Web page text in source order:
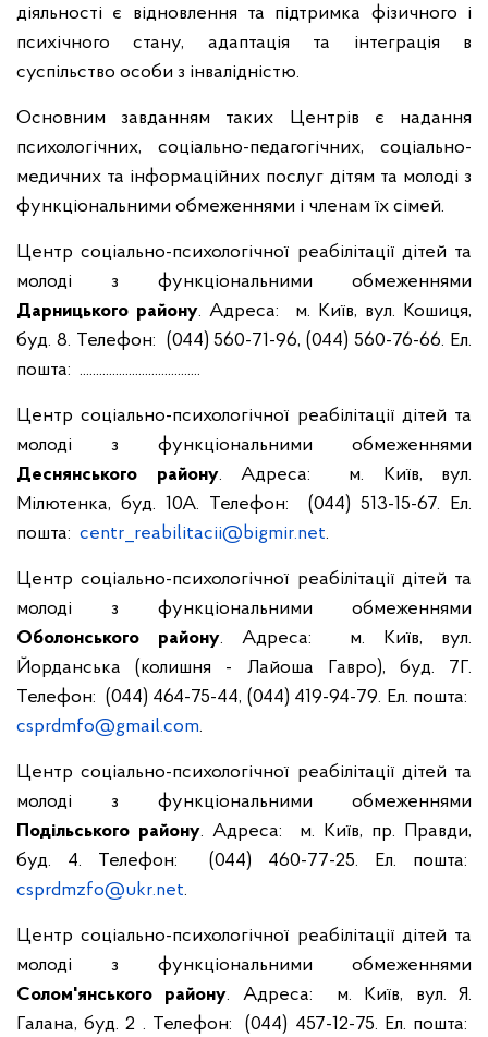
діяльності є відновлення та підтримка фізичного і
психічного стану, адаптація та інтеграція в
суспільство особи з інвалідністю.
Основним завданням таких Центрів є надання
психологічних, соціально-педагогічних, соціально-
медичних та інформаційних послуг дітям та молоді з
функціональними обмеженнями і членам їх сімей.
Центр соціально-психологічної реабілітації дітей та
молоді з функціональними обмеженнями
Дарницького району. Адреса: м. Київ, вул. Кошиця,
буд. 8. Телефон: (044) 560-71-96, (044) 560-76-66. Ел.
пошта: .....................................
Центр соціально-психологічної реабілітації дітей та
молоді з функціональними обмеженнями
Деснянського району. Адреса: м. Київ, вул.
Мілютенка, буд. 10А. Телефон: (044) 513-15-67. Ел.
пошта: centr_reabilitacii@bigmir.net.
Центр соціально-психологічної реабілітації дітей та
молоді з функціональними обмеженнями
Оболонського району. Адреса: м. Київ, вул.
Йорданська (колишня - Лайоша Гавро), буд. 7Г.
Телефон: (044) 464-75-44, (044) 419-94-79. Ел. пошта:
csprdmfo@gmail.com.
Центр соціально-психологічної реабілітації дітей та
молоді з функціональними обмеженнями
Подільського району. Адреса: м. Київ, пр. Правди,
буд. 4. Телефон: (044) 460-77-25. Ел. пошта:
csprdmzfo@ukr.net.
Центр соціально-психологічної реабілітації дітей та
молоді з функціональними обмеженнями
Солом'янського району. Адреса: м. Київ, вул. Я.
Галана, буд. 2 . Телефон: (044) 457-12-75. Ел. пошта: